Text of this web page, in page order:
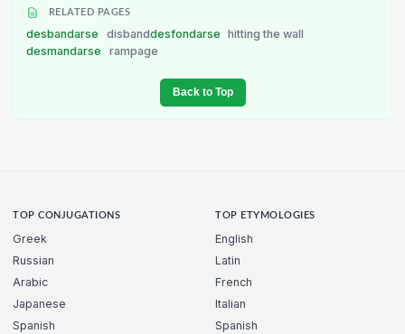
RELATED PAGES
desbandarse disbanddesfondarse
hitting the wall
desmandarse
rampage
Back to Top
TOP CONJUGATIONS
Greek
Russian
Arabic
Japanese
Spanish
TOP ETYMOLOGIES
English
Latin
French
Italian
Spanish